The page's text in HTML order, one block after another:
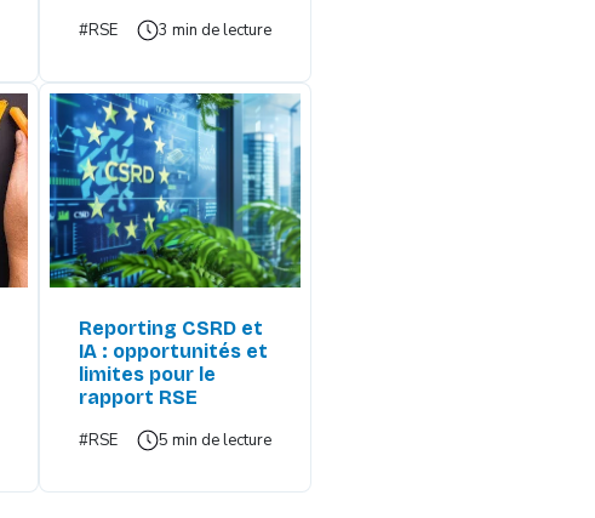
#RSE 3 min de lecture
Reporting CSRD et
IA : opportunités et
limites pour le
rapport RSE
#RSE 5 min de lecture